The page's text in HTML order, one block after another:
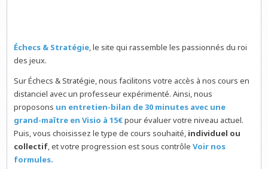
Échecs & Stratégie, le site qui rassemble les passionnés du roi
des jeux.
Sur Échecs & Stratégie, nous facilitons votre accès à nos cours en
distanciel avec un professeur expérimenté. Ainsi, nous
proposons un entretien-bilan de 30 minutes avec une
grand-maître en Visio à 15€pour évaluer votre niveau actuel.
Puis, vous choisissez le type de cours souhaité, individuel ou
collectif, et votre progression est sous contrôleVoir nos
formules.